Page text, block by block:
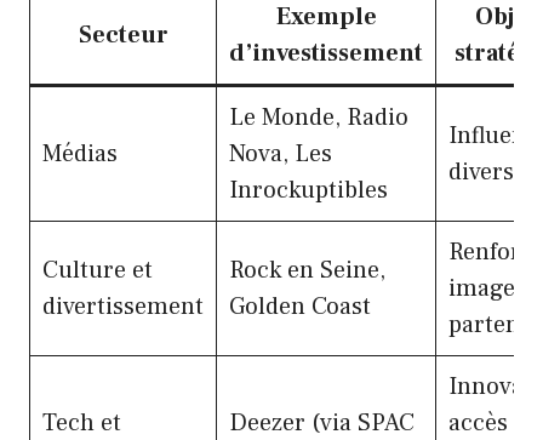
Secteur
Exemple
d’investissement
Médias
Le Monde, Radio
Nova, Les
Inrockuptibles
Culture et
divertissement
Rock en Seine,
Golden Coast
image et
Tech et
Deezer (via SPAC
accès à